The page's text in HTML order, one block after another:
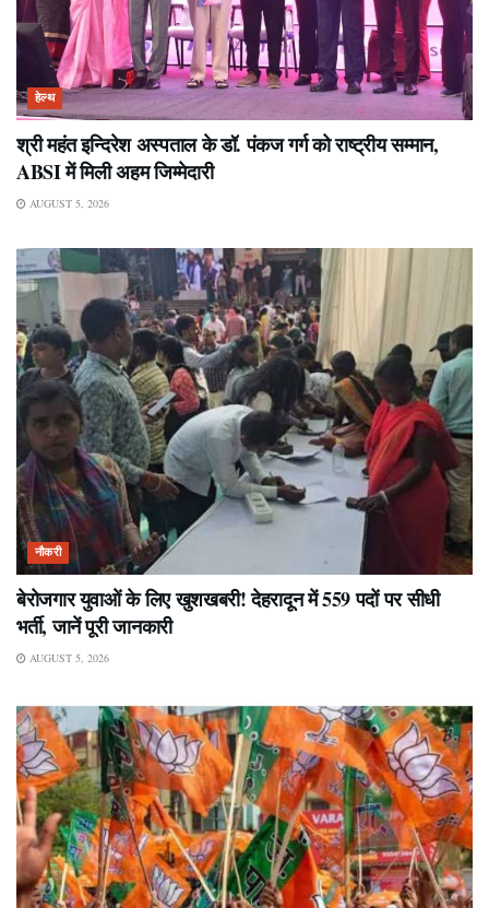
हेल्थ
श्री महंत इन्दिरेश अस्पताल के डॉ. पंकज गर्ग को राष्ट्रीय सम्मान,
ABSI में मिली अहम जिम्मेदारी
AUGUST 5, 2026
नौकरी
बेरोजगार युवाओं के लिए खुशखबरी! देहरादून में 559 पदों पर सीधी
भर्ती, जानें पूरी जानकारी
AUGUST 5, 2026